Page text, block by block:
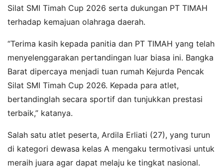
Silat SMI Timah Cup 2026 serta dukungan PT TIMAH
terhadap kemajuan olahraga daerah.
“Terima kasih kepada panitia dan PT TIMAH yang telah
menyelenggarakan pertandingan luar biasa ini. Bangka
Barat dipercaya menjadi tuan rumah Kejurda Pencak
Silat SMI Timah Cup 2026. Kepada para atlet,
bertandinglah secara sportif dan tunjukkan prestasi
terbaik,” katanya.
Salah satu atlet peserta, Ardila Erliati (27), yang turun
di kategori dewasa kelas A mengaku termotivasi untuk
meraih juara agar dapat melaju ke tingkat nasional.